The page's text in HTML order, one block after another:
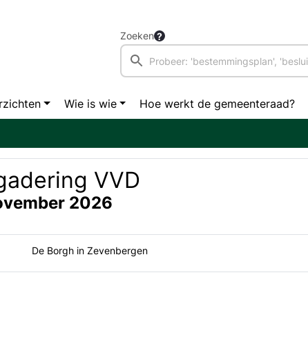
Zoeken
Wie is wie Hoe werkt de gemeenteraad?
VVD
2026
De Borgh in Zevenbergen